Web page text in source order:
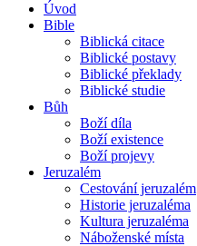
Úvod
Bible
Biblická citace
Biblické postavy
Biblické překlady
Biblické studie
Bůh
Boží díla
Boží existence
Boží projevy
Jeruzalém
Cestování jeruzalém
Historie jeruzaléma
Kultura jeruzaléma
Náboženské místa